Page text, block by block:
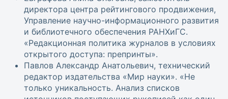
директора центра рейтингового продвижения,
Управление научно-информационного развития
и библиотечного обеспечения РАНХиГС.
«Редакционная политика журналов в условиях
открытого доступа: препринты».
Павлов Александр Анатольевич, технический
редактор издательства «Мир науки». «Не
только уникальность. Анализ списков